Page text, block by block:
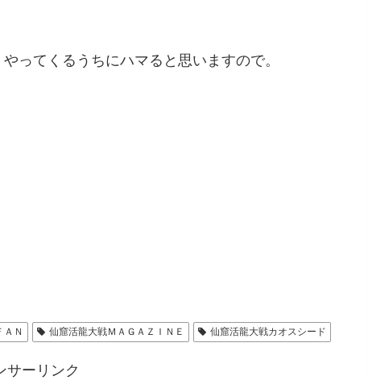
ってくるうちにハマると思いますので。
ＡＮ 仙窟活龍大戦ＭＡＧＡＺＩＮＥ 仙窟活龍大戦カオスシード
サーリンク